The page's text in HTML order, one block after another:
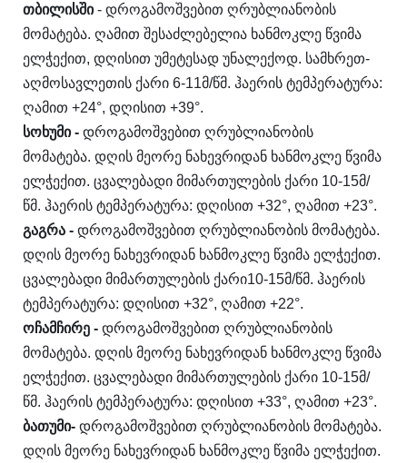
თბილისში - დროგამოშვებით ღრუბლიანობის
მომატება. ღამით შესაძლებელია ხანმოკლე წვიმა
ელჭექით, დღისით უმეტესად უნალექოდ. სამხრეთ-
აღმოსავლეთის ქარი 6-11მ/წმ. ჰაერის ტემპერატურა:
ღამით +24°, დღისით +39°.
სოხუმი- დროგამოშვებით ღრუბლიანობის
მომატება. დღის მეორე ნახევრიდან ხანმოკლე წვიმა
ელჭექით. ცვალებადი მიმართულების ქარი 10-15მ/
წმ. ჰაერის ტემპერატურა: დღისით +32°, ღამით +23°.
გაგრა - დროგამოშვებით ღრუბლიანობის მომატება.
დღის მეორე ნახევრიდან ხანმოკლე წვიმა ელჭექით.
ცვალებადი მიმართულების ქარი10-15მ/წმ. ჰაერის
ტემპერატურა: დღისით +32°, ღამით +22°.
ოჩამჩირე - დროგამოშვებით ღრუბლიანობის
მომატება. დღის მეორე ნახევრიდან ხანმოკლე წვიმა
ელჭექით. ცვალებადი მიმართულების ქარი 10-15მ/
წმ. ჰაერის ტემპერატურა: დღისით +33°, ღამით +23°.
ბათუმი- დროგამოშვებით ღრუბლიანობის მომატება.
დღის მეორე ნახევრიდან ხანმოკლე წვიმა ელჭექით.